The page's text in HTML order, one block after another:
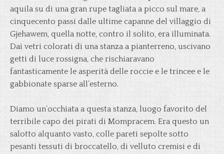
aquila su di una gran rupe tagliata a picco sul mare, a
cinquecento passi dalle ultime capanne del villaggio di
Gjehawem, quella notte, contro il solito, era illuminata.
Dai vetri colorati di una stanza a pianterreno, uscivano
getti di luce rossigna, che rischiaravano
fantasticamente le asperità delle roccie e le trincee e le
gabbionate sparse all’esterno.
Diamo un’occhiata a questa stanza, luogo favorito del
terribile capo dei pirati di Mompracem. Era questo un
salotto alquanto vasto, colle pareti sepolte sotto
pesanti tessuti di broccatello, di velluto cremisi e di